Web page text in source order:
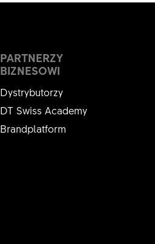
PARTNERZY
BIZNESOWI
Dystrybutorzy
DT Swiss Academy
Brandplatform